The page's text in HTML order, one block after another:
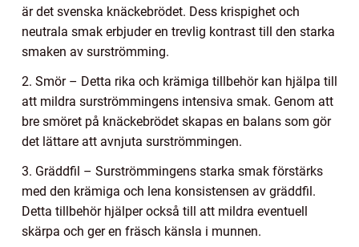
är det svenska knäckebrödet. Dess krispighet och
neutrala smak erbjuder en trevlig kontrast till den starka
smaken av surströmming.
2. Smör – Detta rika och krämiga tillbehör kan hjälpa till
att mildra surströmmingens intensiva smak. Genom att
bre smöret på knäckebrödet skapas en balans som gör
det lättare att avnjuta surströmmingen.
3. Gräddfil – Surströmmingens starka smak förstärks
med den krämiga och lena konsistensen av gräddfil.
Detta tillbehör hjälper också till att mildra eventuell
skärpa och ger en fräsch känsla i munnen.